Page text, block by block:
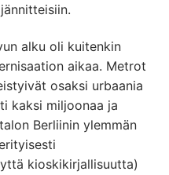
alku oli kuitenkin
aikaa. Metrot
osaksi urbaania
kaksi miljoonaa ja
Berliinin ylemmän
kioskikirjallisuutta)